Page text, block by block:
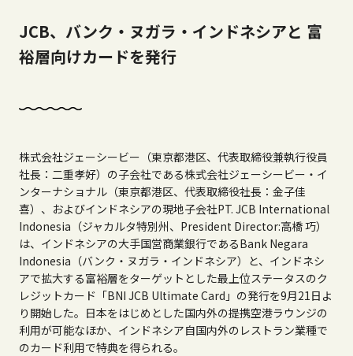
JCB、バンク・ヌガラ・インドネシアと 富
裕層向けカードを発行
株式会社ジェーシービー（東京都港区、代表取締役兼執行役員
社長：二重孝好）の子会社である株式会社ジェーシービー・イ
ンターナショナル（東京都港区、代表取締役社長：金子佳
喜）、およびインドネシアの現地子会社PT. JCB International
Indonesia（ジャカルタ特別州、President Director:高橋 巧）
は、インドネシアの大手国営商業銀行であるBank Negara
Indonesia（バンク・ヌガラ・インドネシア）と、インドネシ
アで拡大する富裕層をターゲットとした最上位ステータスのク
レジットカード「BNI JCB Ultimate Card」の発行を9月21日よ
り開始した。日本をはじめとした国内外の提携空港ラウンジの
利用が可能なほか、インドネシア自国内外のレストラン業種で
のカード利用で特典を得られる。